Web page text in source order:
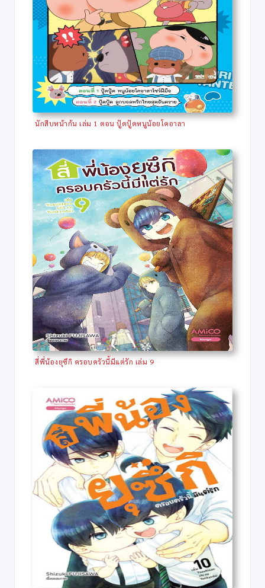
นักสืบหน้าก้น เล่ม 1 ตอน ปู้ดปู้ดหนูน้อยโคอาลา
สี่พี่น้องยุซึกิ ครอบครัวนี้มีแต่รัก เล่ม 9